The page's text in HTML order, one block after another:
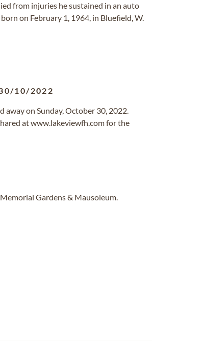
from injuries he sustained in an auto
on February 1, 1964, in Bluefield, W.
10/2022
away on Sunday, October 30, 2022.
at www.lakeviewfh.com for the
Gardens & Mausoleum.